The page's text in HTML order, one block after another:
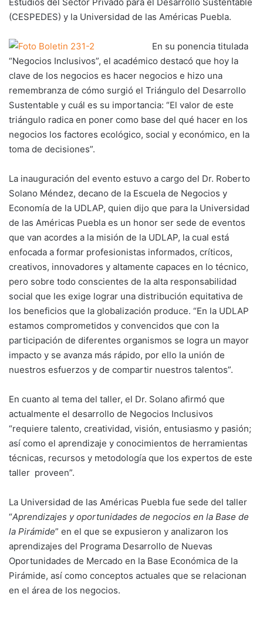
(CESPEDES) y la Universidad de las Américas Puebla.
En su ponencia titulada
“Negocios Inclusivos”, el académico destacó que hoy la
clave de los negocios es hacer negocios e hizo una
remembranza de cómo surgió el Triángulo del Desarrollo
Sustentable y cuál es su importancia: “El valor de este
triángulo radica en poner como base del qué hacer en los
negocios los factores ecológico, social y económico, en la
toma de decisiones”.
La inauguración del evento estuvo a cargo del Dr. Roberto
Solano Méndez, decano de la Escuela de Negocios y
Economía de la UDLAP, quien dijo que para la Universidad
de las Américas Puebla es un honor ser sede de eventos
que van acordes a la misión de la UDLAP, la cual está
enfocada a formar profesionistas informados, críticos,
creativos, innovadores y altamente capaces en lo técnico,
pero sobre todo conscientes de la alta responsabilidad
social que les exige lograr una distribución equitativa de
los beneficios que la globalización produce. “En la UDLAP
estamos comprometidos y convencidos que con la
participación de diferentes organismos se logra un mayor
impacto y se avanza más rápido, por ello la unión de
nuestros esfuerzos y de compartir nuestros talentos”.
En cuanto al tema del taller, el Dr. Solano afirmó que
actualmente el desarrollo de Negocios Inclusivos
“requiere talento, creatividad, visión, entusiasmo y pasión;
así como el aprendizaje y conocimientos de herramientas
técnicas, recursos y metodología que los expertos de este
taller proveen”.
La Universidad de las Américas Puebla fue sede del taller
“Aprendizajes y oportunidades de negocios en la Base de
la Pirámide” en el que se expusieron y analizaron los
aprendizajes del Programa Desarrollo de Nuevas
Oportunidades de Mercado en la Base Económica de la
Pirámide, así como conceptos actuales que se relacionan
en el área de los negocios.